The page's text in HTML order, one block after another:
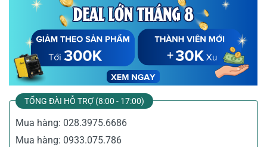
TỔNG ĐÀI HỖ TRỢ (8:00 - 17:00)
Mua hàng: 028.3975.6686
Mua hàng: 0933.075.786